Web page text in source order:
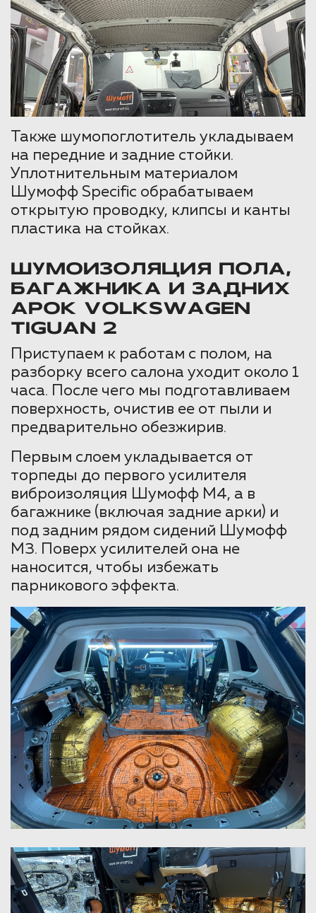
Также шумопоглотитель укладываем
на передние и задние стойки.
Уплотнительным материалом
Шумофф Specific обрабатываем
открытую проводку, клипсы и канты
пластика на стойках.
ШУМОИЗОЛЯЦИЯ ПОЛА,
БАГАЖНИКА И ЗАДНИХ
АРОК VOLKSWAGEN
TIGUAN 2
Приступаем к работам с полом, на
разборку всего салона уходит около 1
часа. После чего мы подготавливаем
поверхность, очистив ее от пыли и
предварительно обезжирив.
Первым слоем укладывается от
торпеды до первого усилителя
виброизоляция Шумофф М4, а в
багажнике (включая задние арки) и
под задним рядом сидений Шумофф
М3. Поверх усилителей она не
наносится, чтобы избежать
парникового эффекта.